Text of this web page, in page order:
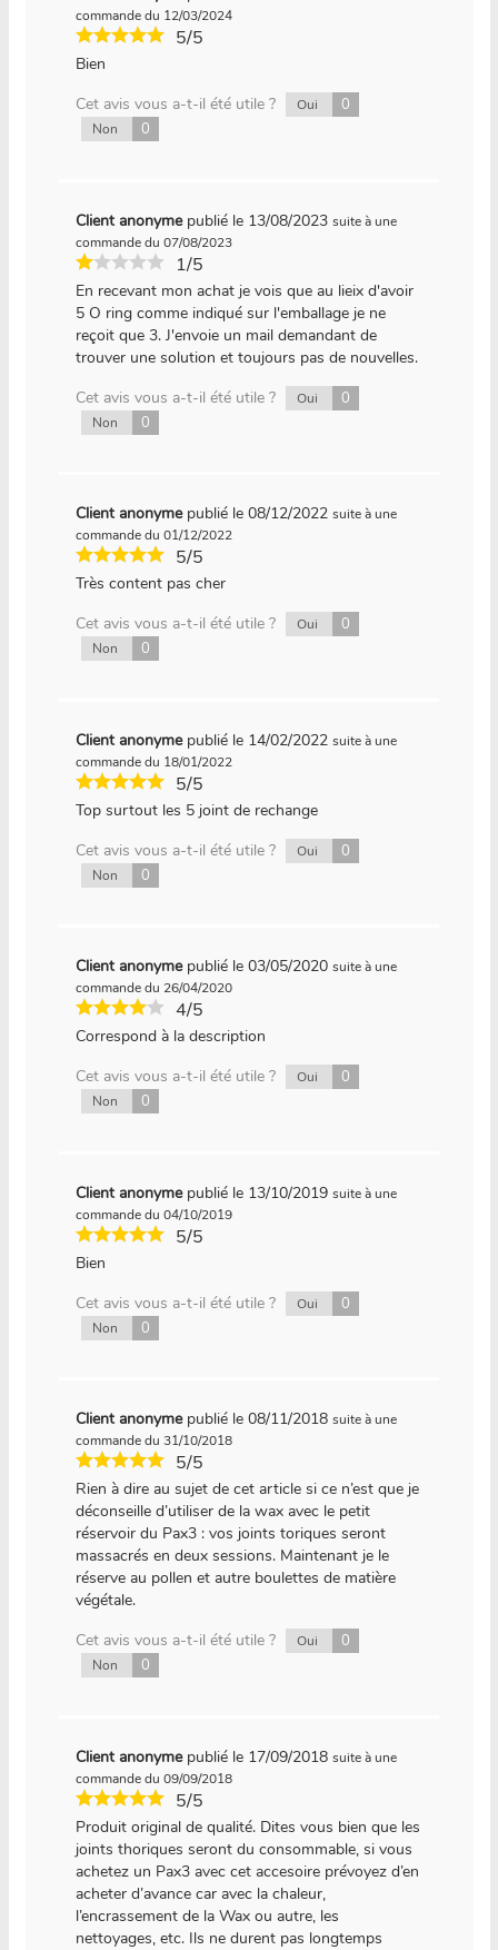
commande du 12/03/2024
5/5
Bien
Cet avis vous a-t-il été utile ?
Oui 0
Non 0
Client anonyme publié le 13/08/2023 suite à une
commande du 07/08/2023
1/5
En recevant mon achat je vois que au lieix d'avoir
5 O ring comme indiqué sur l'emballage je ne
reçoit que 3. J'envoie un mail demandant de
trouver une solution et toujours pas de nouvelles.
Cet avis vous a-t-il été utile ?
Oui 0
Non 0
Client anonyme publié le 08/12/2022 suite à une
commande du 01/12/2022
5/5
Très content pas cher
Cet avis vous a-t-il été utile ?
Oui 0
Non 0
Client anonyme publié le 14/02/2022 suite à une
commande du 18/01/2022
5/5
Top surtout les 5 joint de rechange
Cet avis vous a-t-il été utile ?
Oui 0
Non 0
Client anonyme publié le 03/05/2020 suite à une
commande du 26/04/2020
4/5
Correspond à la description
Cet avis vous a-t-il été utile ?
Oui 0
Non 0
Client anonyme publié le 13/10/2019 suite à une
commande du 04/10/2019
5/5
Bien
Cet avis vous a-t-il été utile ?
Oui 0
Non 0
Client anonyme publié le 08/11/2018 suite à une
commande du 31/10/2018
5/5
Rien à dire au sujet de cet article si ce n’est que je
déconseille d’utiliser de la wax avec le petit
réservoir du Pax3 : vos joints toriques seront
massacrés en deux sessions. Maintenant je le
réserve au pollen et autre boulettes de matière
végétale.
Cet avis vous a-t-il été utile ?
Oui 0
Non 0
Client anonyme publié le 17/09/2018 suite à une
commande du 09/09/2018
5/5
Produit original de qualité. Dites vous bien que les
joints thoriques seront du consommable, si vous
achetez un Pax3 avec cet accesoire prévoyez d’en
acheter d’avance car avec la chaleur,
l’encrassement de la Wax ou autre, les
nettoyages, etc. Ils ne durent pas longtemps